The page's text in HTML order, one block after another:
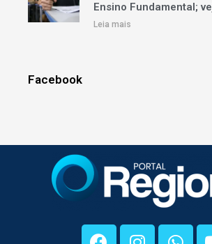
Ensino Fundamental;
Leia mais
Facebook